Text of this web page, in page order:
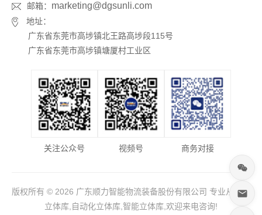
邮箱： marketing@dgsunli.com
地址：
广东省东莞市高埗镇北王路高埗段115号
广东省东莞市高埗镇塘厦村工业区
关注公众号 视频号 商务对接
版权所有 © 2026 广东顺力智能物流装备股份有限公司 专业从事于
立体库,自动化立体库,智能立体库,欢迎来电咨询!